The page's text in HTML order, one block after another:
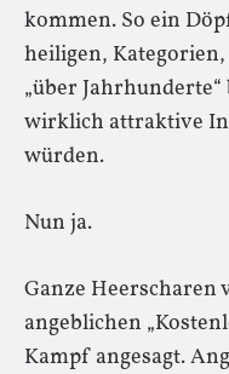
kommen. So ein
heiligen,
„über
wirklich attraktive
würden.
Nun ja.
Ganze Heerscharen
angeblichen
Kampf angesagt.